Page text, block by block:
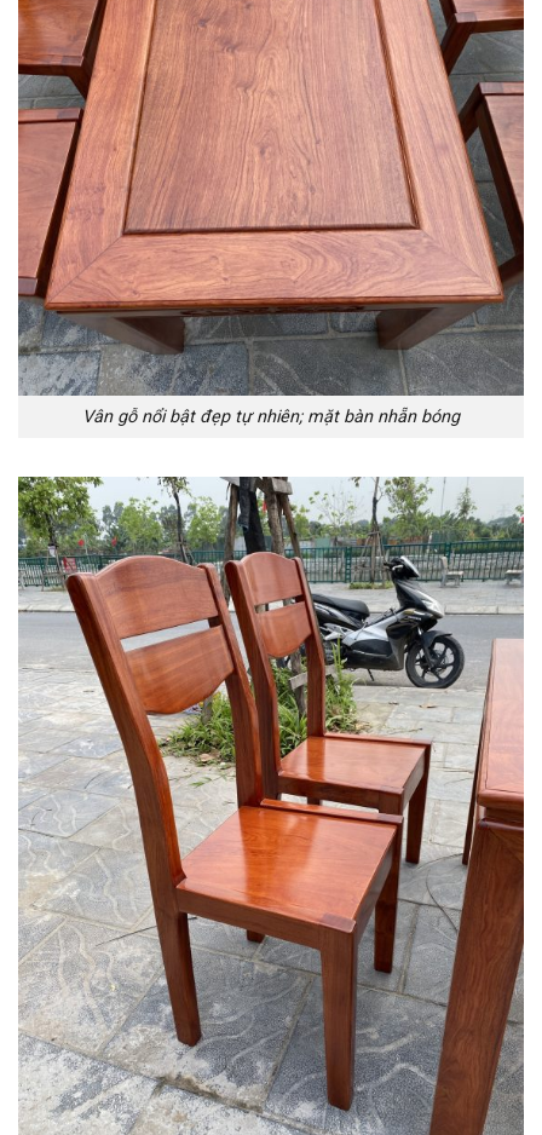
Vân gỗ nổi bật đẹp tự nhiên; mặt bàn nhẵn bóng